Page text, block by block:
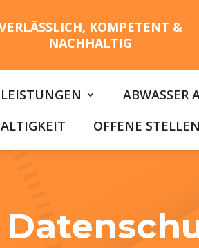
KOMPETENT &
NACHHALTIG
ABWASSER
OFFENE STELLEN